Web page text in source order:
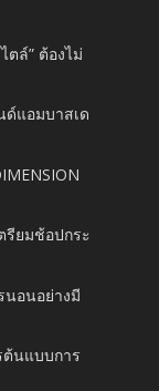
ตล์” ต้องไม่
แอมบาสเด
รียมช้อปกระ
นอนอย่างมี
ต้นแบบการ